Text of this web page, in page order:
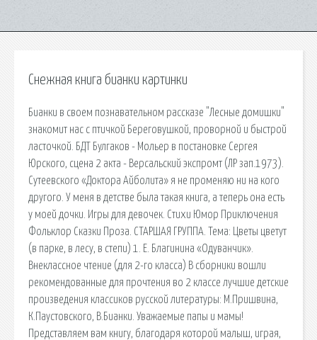
Снежная книга бианки картинки
Бианки в своем познавательном рассказе "Лесные домишки"
знакомит нас с птичкой Береговушкой, проворной и быстрой
ласточкой. БДТ Булгаков - Мольер в постановке Сергея
Юрского, сцена 2 акта - Версальский экспромт (ЛР зап.1973).
Сутеевского «Доктора Айболита» я не променяю ни на кого
другого. У меня в детстве была такая книга, а теперь она есть
у моей дочки. Игры для девочек. Стихи Юмор Приключения
Фольклор Сказки Проза. СТАРШАЯ ГРУППА. Тема: Цветы цветут
(в парке, в лесу, в степи) 1. Е. Благинина «Одуванчик».
Внеклассное чтение (для 2-го классa) В сборники вошли
рекомендованные для прочтения во 2 классе лучшие детские
произведения классиков русской литературы: М.Пришвина,
К.Паустовского, В.Бианки. Уважаемые папы и мамы!
Представляем вам книгу, благодаря которой малыш, играя,